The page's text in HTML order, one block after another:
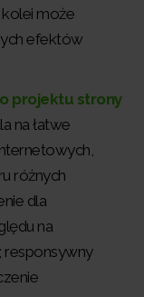
może
efektów
projektu strony
na łatwe
różnych
dla
na
responsywny